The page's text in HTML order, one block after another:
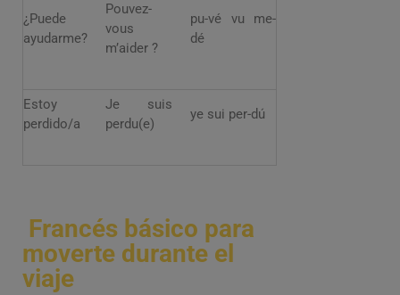
¿Puede
ayudarme?
Pouvez-
vous
m’aider ?
pu-vé vu me-
dé
Estoy
perdido/a
Je suis
perdu(e)
ye sui per-dú
Francés básico para
moverte durante el
viaje